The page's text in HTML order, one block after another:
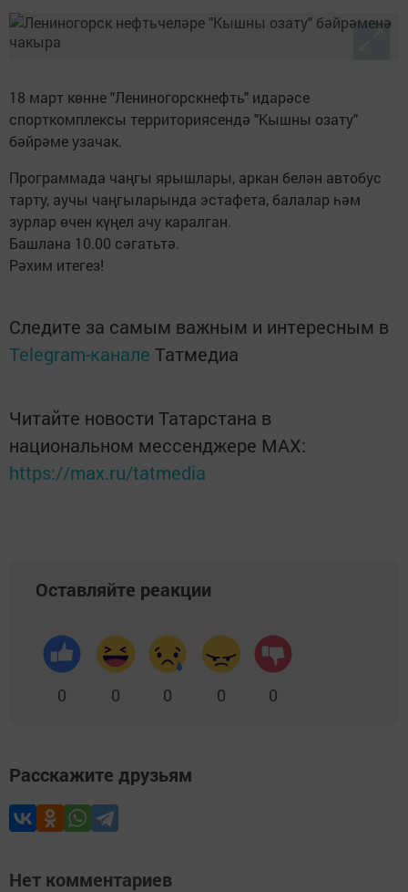
18 март көнне "Лениногорскнефть" идарәсе
спорткомплексы территориясендә "Кышны озату"
бәйрәме узачак.
Программада чаңгы ярышлары, аркан белән автобус
тарту, аучы чаңгыларында эстафета, балалар һәм
зурлар өчен күңел ачу каралган.
Башлана 10.00 сәгатьтә.
Рәхим итегез!
Следите за самым важным и интересным в
Telegram-канале Татмедиа
Читайте новости Татарстана в
национальном мессенджере MАХ:
https://max.ru/tatmedia
Оставляйте реакции
0 0 0 0 0
Расскажите друзьям
Нет комментариев